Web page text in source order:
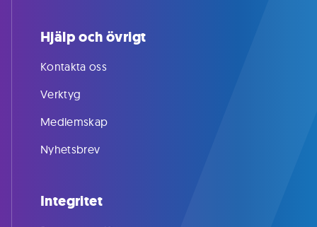
Hjälp och övrigt
Kontakta oss
Verktyg
Medlemskap
Nyhetsbrev
Integritet